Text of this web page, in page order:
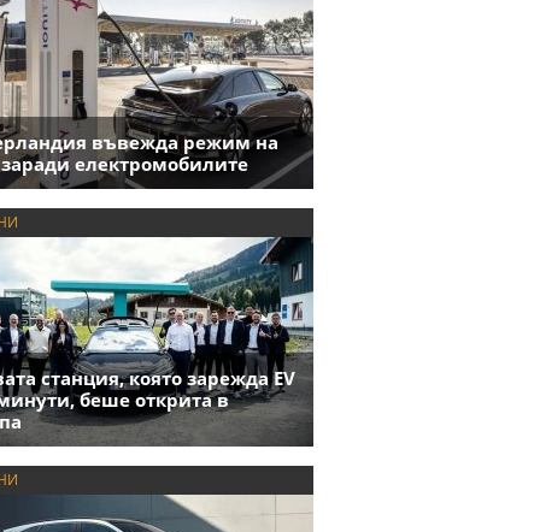
въвежда режим на
заради електромобилите
станция, която зарежда EV
беше открита в